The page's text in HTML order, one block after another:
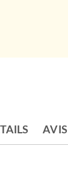
AVIS